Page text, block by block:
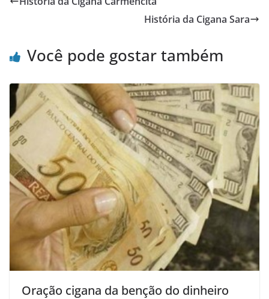
História da Cigana Sara
Você pode gostar também
Oração cigana da benção do dinheiro